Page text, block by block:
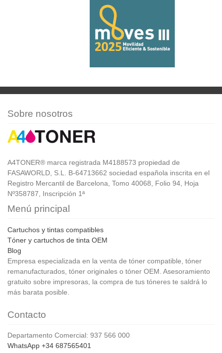
Sobre nosotros
A4TONER® marca registrada M4188573 propiedad de
FASAWORLD, S.L. B-64713662 sociedad española inscrita en el
Registro Mercantil de Barcelona, Tomo 40068, Folio 94, Hoja
Nº358787, Inscripción 1ª
Menú principal
Cartuchos y tintas compatibles
Tóner y cartuchos de tinta OEM
Blog
Empresa especializada en la venta de tóner compatible, tóner
remanufacturados, tóner originales o tóner OEM. Asesoramiento
gratuito sobre impresoras, la compra de tus tóneres te saldrá lo
más barata posible.
Contacto
Departamento Comercial: 937 566 000
WhatsApp +34 687565401